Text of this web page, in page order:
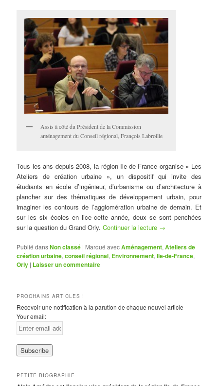
Assis à côté du Président de la Commission
aménagement du Conseil régional, François Labroille
Tous les ans depuis 2008, la région Ile-de-France organise « Les
Ateliers de création urbaine », un dispositif qui invite des
étudiants en école d’ingénieur, d’urbanisme ou d’architecture à
plancher sur des thématiques de développement urbain, pour
imaginer les contours de l’agglomération urbaine de demain. Et
sur les six écoles en lice cette année, deux se sont penchées
sur la question du Grand Orly.Continuer la lecture →
Publié dansNon classé | Marqué avecAménagement,Ateliers de
création urbaine,conseil régional, Environnement,Île-de-France,
Orly | Laisser un commentaire
PROCHAINS ARTICLES !
Recevoir une notification à la parution de chaque nouvel article
Your email:
PETITE BIOGRAPHIE